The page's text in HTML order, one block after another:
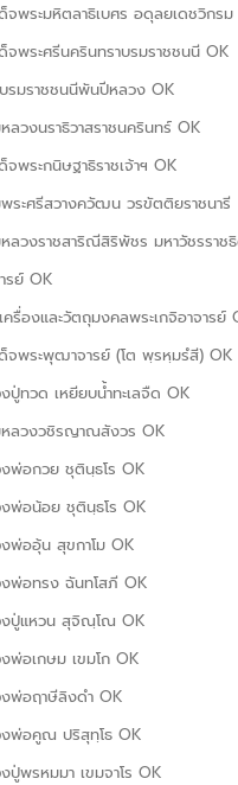
จพระมหิตลาธิเบศร อดุลยเดชวิกร
จพระศรีนครินทราบรมราชชนนี OK
รมราชชนนีพันปีหลวง OK
ลวงนราธิวาสราชนครินทร์ OK
จพระกนิษฐาธิราชเจ้าฯ OK
ระศรีสวางควัฒน วรขัตติยราชนารี
ลวงราชสาริณีสิริพัชร มหาวัชรราช
รย์ OK
ครื่องและวัตถุมงคลพระเกจิอาจารย์
จพระพุฒาจารย์ (โต พฺรหฺมรํสี) OK
ปู่ทวด เหยียบน้ำทะเลจืด OK
ลวงวชิรญาณสังวร OK
พ่อกวย ชุตินฺธโร OK
พ่อน้อย ชุตินฺธโร OK
พ่ออุ้น สุขกาโม OK
พ่อทรง ฉันทโสภี OK
ปู่แหวน สุจิณฺโณ OK
พ่อเกษม เขมโก OK
พ่อฤาษีลิงดำ OK
พ่อคูณ ปริสุทฺโธ OK
ปู่พรหมมา เขมจาโร OK